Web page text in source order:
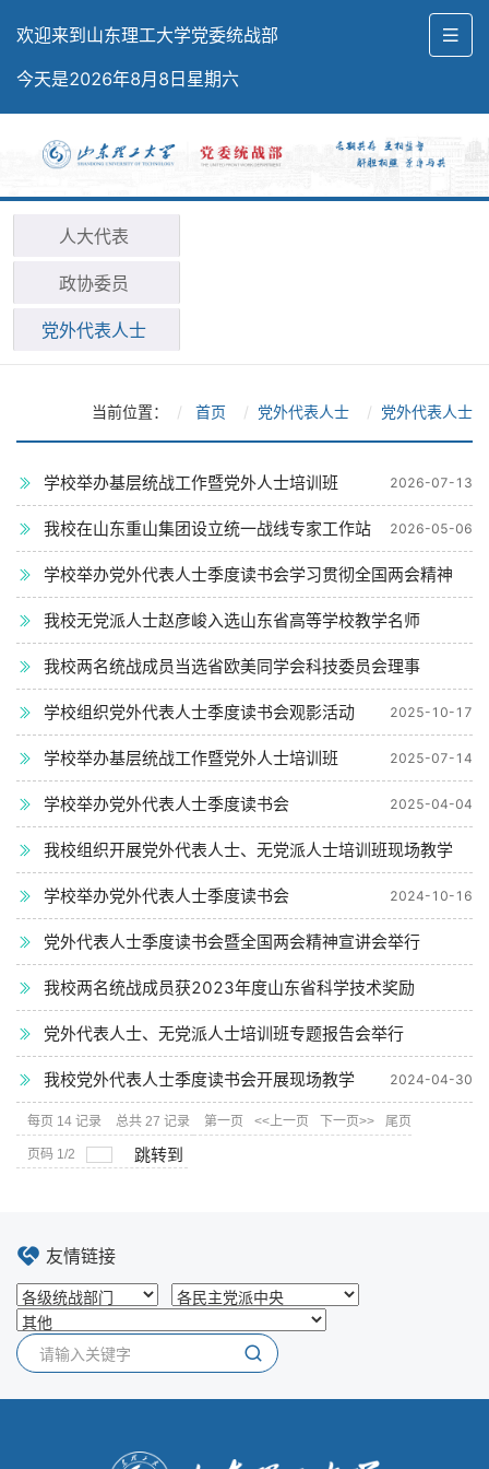
欢迎来到山东理工大学党委统战部
今天是2026年8月8日星期六
人大代表
政协委员
党外代表人士
当前位置： 首页 党外代表人士 党外代表人士
学校举办基层统战工作暨党外人士培训班 2026-07-13
我校在山东重山集团设立统一战线专家工作站 2026-05-06
学校举办党外代表人士季度读书会学习贯彻全国两会精神
2026-04-07
我校无党派人士赵彦峻入选山东省高等学校教学名师
2026-02-02
我校两名统战成员当选省欧美同学会科技委员会理事
2025-11-14
学校组织党外代表人士季度读书会观影活动 2025-10-17
学校举办基层统战工作暨党外人士培训班 2025-07-14
学校举办党外代表人士季度读书会 2025-04-04
我校组织开展党外代表人士、无党派人士培训班现场教学
2024-10-16
学校举办党外代表人士季度读书会 2024-10-16
党外代表人士季度读书会暨全国两会精神宣讲会举行
2024-08-02
我校两名统战成员获2023年度山东省科学技术奖励
2024-07-31
党外代表人士、无党派人士培训班专题报告会举行
2024-05-11
我校党外代表人士季度读书会开展现场教学 2024-04-30
每页 14 记录 总共 27 记录 第一页 <<上一页 下一页>> 尾页
页码 1/2 跳转到
友情链接